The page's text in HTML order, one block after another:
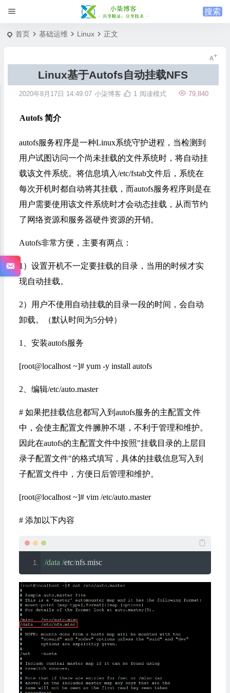
首页 基础运维 Linux 正文
Linux基于Autofs自动挂载NFS
2020年8月17日 14:49:07 小柒博客 79,840
1 阅读模式
Autofs 简介
autofs服务程序是一种Linux系统守护进程，当检测到
用户试图访问一个尚未挂载的文件系统时，将自动挂
载该文件系统。将信息填入/etc/fstab文件后，系统在
每次开机时都自动将其挂载，而autofs服务程序则是在
用户需要使用该文件系统时才会动态挂载，从而节约
了网络资源和服务器硬件资源的开销。
Autofs非常方便，主要有两点：
1）设置开机不一定要挂载的目录，当用的时候才实
现自动挂载。
2）用户不使用自动挂载的目录一段的时间，会自动
卸载。（默认时间为5分钟）
1、安装autofs服务
[root@localhost ~]# yum -y install autofs
2、编辑/etc/auto.master
# 如果把挂载信息都写入到autofs服务的主配置文件
中，会使主配置文件臃肿不堪，不利于管理和维护。
因此在autofs的主配置文件中按照"挂载目录的上层目
录子配置文件"的格式填写，具体的挂载信息写入到
子配置文件中，方便日后管理和维护。
[root@localhost ~]# vim /etc/auto.master
# 添加以下内容
/data /etc/nfs.misc